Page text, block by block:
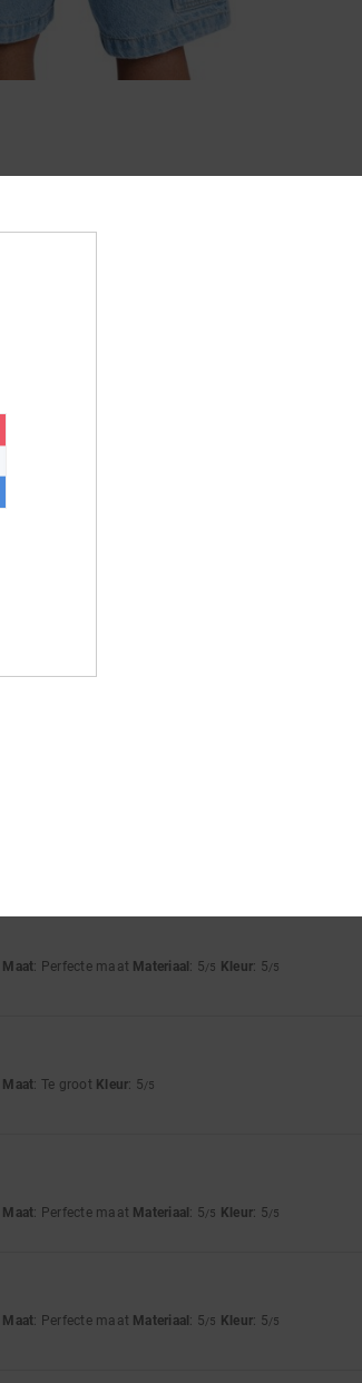
Gemiddelde score
Maat: Perfecte maat Materiaal : 5/5 Kleur: 5/5
Maat: Te groot Kleur: 5/5
Maat: Perfecte maat Materiaal : 5/5 Kleur: 5/5
Maat: Perfecte maat Materiaal : 5/5 Kleur: 5/5